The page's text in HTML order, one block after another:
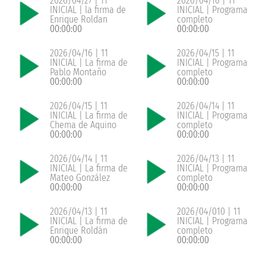
INICIAL | la firma de
Enrique Roldan
00:00:00
INICIAL | Programa
completo
00:00:00
2026/04/16 | 11
INICIAL | La firma de
Pablo Montaño
00:00:00
2026/04/15 | 11
INICIAL | Programa
completo
00:00:00
2026/04/15 | 11
INICIAL | La firma de
Chema de Aquino
00:00:00
2026/04/14 | 11
INICIAL | Programa
completo
00:00:00
2026/04/14 | 11
INICIAL | La firma de
Mateo González
00:00:00
2026/04/13 | 11
INICIAL | Programa
completo
00:00:00
2026/04/13 | 11
INICIAL | La firma de
Enrique Roldán
00:00:00
2026/04/010 | 11
INICIAL | Programa
completo
00:00:00